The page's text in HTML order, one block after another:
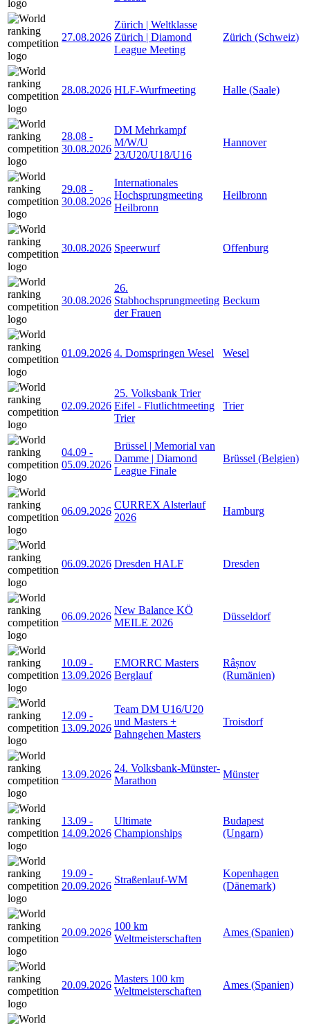
27.08.2026
Zürich | Weltklasse
Zürich | Diamond
League Meeting
Zürich (Schweiz)
28.08.2026 HLF-Wurfmeeting Halle (Saale)
28.08 -
30.08.2026
DM Mehrkampf
M/W/U
23/U20/U18/U16
Hannover
29.08 -
30.08.2026
Internationales
Hochsprungmeeting
Heilbronn
Heilbronn
30.08.2026 Speerwurf Offenburg
30.08.2026
26.
Stabhochsprungmeeting
der Frauen
Beckum
01.09.2026 4. Domspringen Wesel Wesel
02.09.2026
25. Volksbank Trier
Eifel - Flutlichtmeeting
Trier
Trier
04.09 -
05.09.2026
Brüssel | Memorial van
Damme | Diamond
League Finale
Brüssel (Belgien)
06.09.2026
CURREX Alsterlauf
2026
Hamburg
06.09.2026 Dresden HALF Dresden
06.09.2026
New Balance KÖ
MEILE 2026
Düsseldorf
10.09 -
13.09.2026
EMORRC Masters
Berglauf
Râșnov
(Rumänien)
12.09 -
13.09.2026
Team DM U16/U20
und Masters +
Bahngehen Masters
Troisdorf
13.09.2026
24. Volksbank-Münster-
Marathon
Münster
13.09 -
14.09.2026
Ultimate
Championships
Budapest
(Ungarn)
19.09 -
20.09.2026
Straßenlauf-WM
Kopenhagen
(Dänemark)
20.09.2026
100 km
Weltmeisterschaften
Ames (Spanien)
20.09.2026
Masters 100 km
Weltmeisterschaften
Ames (Spanien)